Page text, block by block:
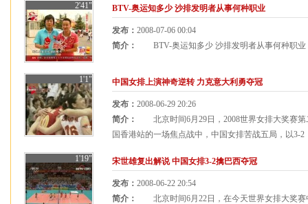
2'41" BTV-奥运知多少 沙排发明者从事何种职业
发布： 2008-07-06 00:04
简介：
BTV-奥运知多少 沙排发明者从事何种职业
1'1" 中国女排上演神奇逆转 力克意大利勇夺冠
发布： 2008-06-29 20:26
简介：
北京时间6月29日，2008世界女排大奖赛第
国香港站的一场焦点战中，中国女排苦战五局，以3-2
1'19" 宋世雄复出解说 中国女排3-2擒巴西夺冠
发布： 2008-06-22 20:54
简介：
北京时间6月22日，在今天世界女排大奖赛